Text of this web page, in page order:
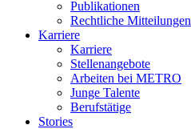
Publikationen
Rechtliche Mitteilungen
Karriere
Karriere
Stellenangebote
Arbeiten bei METRO
Junge Talente
Berufstätige
Stories